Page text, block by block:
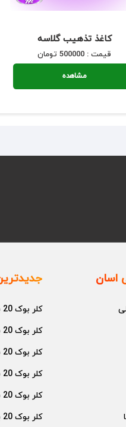
کاغذ تذهیب گلاسه
قیمت : 500000 تومان
مشاهده
اسان
کلر بوک 20 برگی نارنجی
کلر بوک 20 برگی قرمز
کلر بوک 20 برگی صورتی
کلر بوک 20 برگی سبز
کلر بوک 20 برگی زرد
کلر بوک 20 برگی آبی